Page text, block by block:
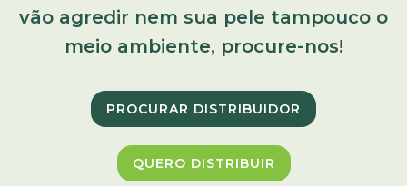
vão agredir nem sua pele tampouco o
meio ambiente, procure-nos!
PROCURAR DISTRIBUIDOR
QUERO DISTRIBUIR